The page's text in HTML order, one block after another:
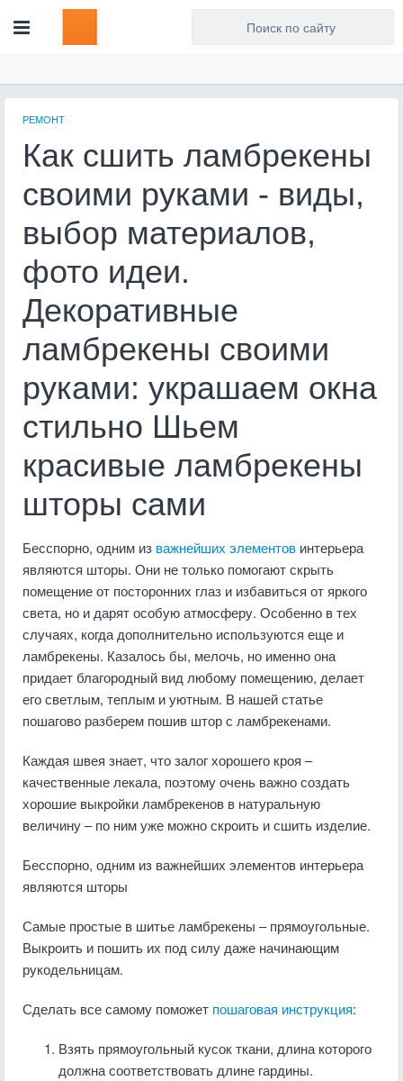
РЕМОНТ
Как сшить ламбрекены
своими руками - виды,
выбор материалов,
фото идеи.
Декоративные
ламбрекены своими
руками: украшаем окна
стильно Шьем
красивые ламбрекены
шторы сами
Бесспорно, одним из важнейших элементов интерьера
являются шторы. Они не только помогают скрыть
помещение от посторонних глаз и избавиться от яркого
света, но и дарят особую атмосферу. Особенно в тех
случаях, когда дополнительно используются еще и
ламбрекены. Казалось бы, мелочь, но именно она
придает благородный вид любому помещению, делает
его светлым, теплым и уютным. В нашей статье
пошагово разберем пошив штор с ламбрекенами.
Каждая швея знает, что залог хорошего кроя –
качественные лекала, поэтому очень важно создать
хорошие выкройки ламбрекенов в натуральную
величину – по ним уже можно скроить и сшить изделие.
Бесспорно, одним из важнейших элементов интерьера
являются шторы
Самые простые в шитье ламбрекены – прямоугольные.
Выкроить и пошить их под силу даже начинающим
рукодельницам.
Сделать все самому поможет пошаговая инструкция:
Взять прямоугольный кусок ткани, длина которого
должна соответствовать длине гардины.
Для любых предложений по
сайту: artist71@cp9.ru